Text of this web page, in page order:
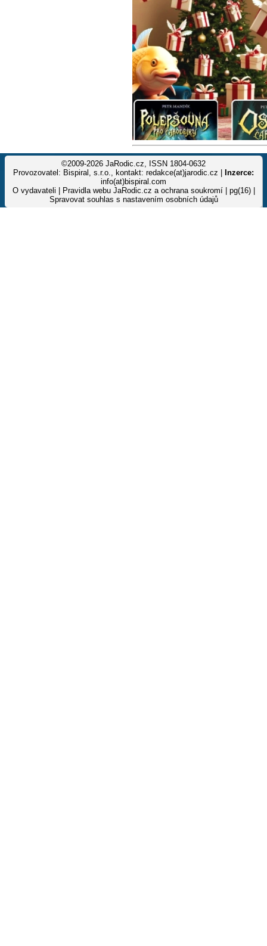
©2009-2026 JaRodic.cz, ISSN 1804-0632
Provozovatel: Bispiral, s.r.o., kontakt: redakce(at)jarodic.cz |
Inzerce:
info(at)bispiral.com
O vydavateli
Pravidla webu JaRodic.cz a ochrana soukromí| pg(16) |
Spravovat souhlas s nastavením osobních údajů